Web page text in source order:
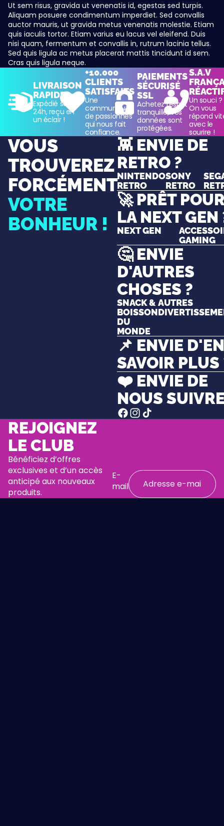
Ut sem risus, gravida ut venenatis id, egestas sed turpis.
Aliquam posuere condimentum imperdiet. Sed convallis
auctor mauris, ut gravida metus venenatis molestie. Etiam
quis iaculis tortor. Etiam varius eu lacus vel eleifend. Duis
nisi quam, fermentum et convallis in, rutrum lacinia tellus.
Sed quis ligula ac metus placerat mattis tincidunt id sem.
Cras quis ligula neque.
LIVRAISON
RAPIDE
Expédié sous
24h, reçu en
un éclair !
+10.000
CLIENTS
SATISFAITS
Une
communauté
de passionnés
qui nous fait
confiance.
PAIEMENTS
SÉCURISÉ
SSL
Achetez l’esprit
tranquille, vos
données sont
protégées.
S.A.V
Un souci ?
On vous
répond
avec le
sourire !
VOUS
TROUVEREZ
FORCÉMENT
VOTRE
BONHEUR !
👾 ENVIE DE
RETRO ?
NINTENDO
RETRO
SONY
RETRO
🚀 PRÊT
LA NEXT GEN
NEXT GEN
GAMING
🤔 ENVIE
D'AUTRES
CHOSES ?
SNACK &
BOISSON
DU
MONDE
AUTRES
📌 ENVIE D'EN
SAVOIR PLUS
❤️ ENVIE DE
NOUS
REJOIGNEZ
LE CLUB
Bénéficiez d’offres
exclusives et d’un accès
anticipé aux nouveaux
produits.
E-
mail